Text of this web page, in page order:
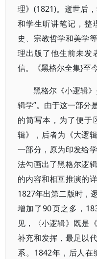
理》(1821)。逝世后
和学生听讲笔记，整
史、宗教哲学和美学
理出版了他生前未发
信。《黑格尔全集}至
黑格尔《小逻辑
辑学”。由于这一部分
的简写本，为了便于
辑》，后者为《大逻
一部分，原为印发给
法勾画出了黑格尔逻
的内容和相互推演的
1827年出第二版时，
增加了90页之多，
见，〈小逻辑》既是
补充和发挥，最足以
系。1842年，后人